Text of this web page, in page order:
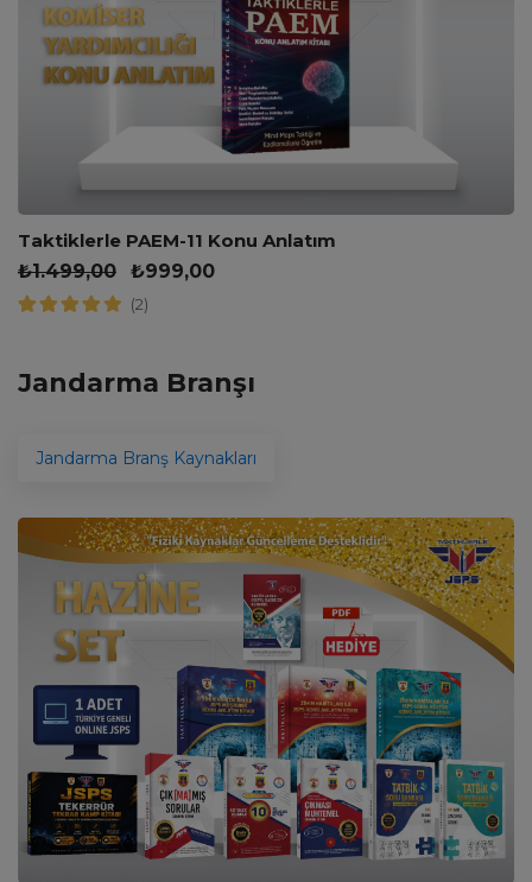
Taktiklerle PAEM-11 Konu Anlatım
₺1.499,00 ₺999,00
(2)
Jandarma Branşı
Jandarma Branş Kaynakları